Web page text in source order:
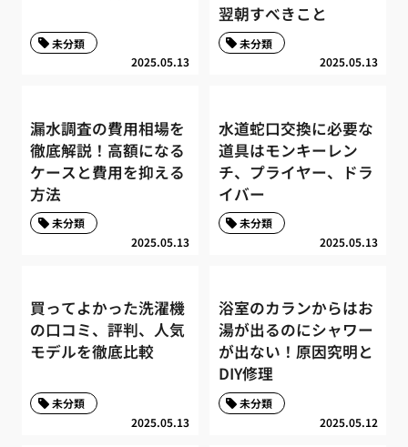
2025.05.13
未分類
翌朝すべきこと
2025.05.13
未分類
漏水調査の費用相場を
徹底解説！高額になる
ケースと費用を抑える
方法
2025.05.13
未分類
水道蛇口交換に必要な
道具はモンキーレン
チ、プライヤー、ドラ
イバー
2025.05.13
未分類
買ってよかった洗濯機
の口コミ、評判、人気
モデルを徹底比較
2025.05.13
未分類
浴室のカランからはお
湯が出るのにシャワー
が出ない！原因究明と
DIY修理
2025.05.12
未分類